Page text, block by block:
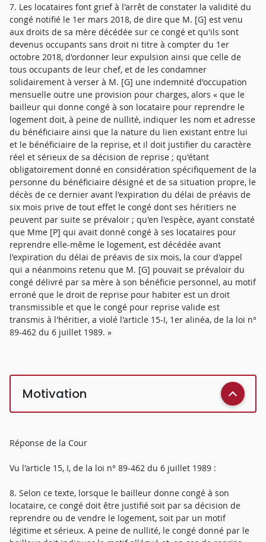
7. Les locataires font grief à l'arrêt de constater la validité du
congé notifié le 1er mars 2018, de dire que M. [G] est venu
aux droits de sa mère décédée sur ce congé et qu'ils sont
devenus occupants sans droit ni titre à compter du 1er
octobre 2018, d'ordonner leur expulsion ainsi que celle de
tous occupants de leur chef, et de les condamner
solidairement à verser à M. [G] une indemnité d'occupation
mensuelle outre une provision pour charges, alors « que le
bailleur qui donne congé à son locataire pour reprendre le
logement doit, à peine de nullité, indiquer les nom et adresse
du bénéficiaire ainsi que la nature du lien existant entre lui
et le bénéficiaire de la reprise, et il doit justifier du caractère
réel et sérieux de sa décision de reprise ; qu'étant
obligatoirement donné en considération spécifiquement de la
personne du bénéficiaire désigné et de sa situation propre, le
décès de ce dernier avant l'expiration du délai de préavis de
six mois prive de tout effet le congé dont ses héritiers ne
peuvent par suite se prévaloir ; qu'en l'espèce, ayant constaté
que Mme [P] qui avait donné congé à ses locataires pour
reprendre elle-même le logement, est décédée avant
l'expiration du délai de préavis de six mois, la cour d'appel
qui a néanmoins retenu que M. [G] pouvait se prévaloir du
congé délivré par sa mère à son bénéficie personnel, au motif
erroné que le droit de reprise pour habiter est un droit
transmissible et que le congé pour reprise valide est
transmis à l'héritier, a violé l'article 15-I, 1er alinéa, de la loi n°
89-462 du 6 juillet 1989. »
Motivation
Réponse de la Cour
Vu l'article 15, I, de la loi n° 89-462 du 6 juillet 1989 :
8. Selon ce texte, lorsque le bailleur donne congé à son
locataire, ce congé doit être justifié soit par sa décision de
reprendre ou de vendre le logement, soit par un motif
légitime et sérieux. A peine de nullité, le congé donné par le